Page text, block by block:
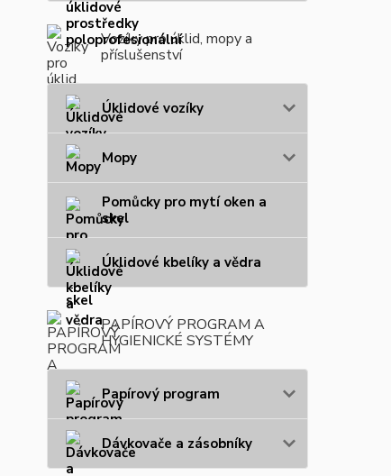
Vozíky pro úklid, mopy a
příslušenství
Úklidové vozíky
Mopy
Pomůcky pro mytí oken a
skel
Úklidové kbelíky a vědra
PAPÍROVÝ PROGRAM A
HYGIENICKÉ SYSTÉMY
Papírový program
Dávkovače a zásobníky